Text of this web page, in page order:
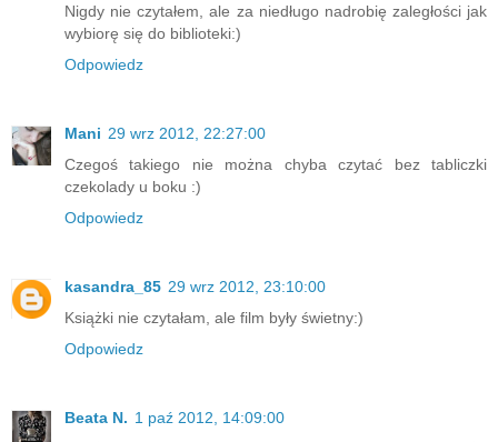
Nigdy nie czytałem, ale za niedługo nadrobię zaległości jak
wybiorę się do biblioteki:)
Odpowiedz
Mani 29 wrz 2012, 22:27:00
Czegoś takiego nie można chyba czytać bez tabliczki
czekolady u boku :)
Odpowiedz
kasandra_85 29 wrz 2012, 23:10:00
Książki nie czytałam, ale film były świetny:)
Odpowiedz
Beata N. 1 paź 2012, 14:09:00